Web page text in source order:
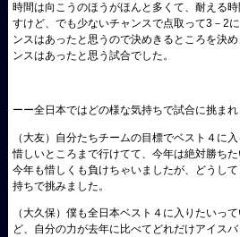
時間は向こうのほうがほんと多くて、耐える
すけど、でも少ないチャンスで点取って3－2
ンスはあったと思うので決めきるところを決
ンスはあったと思う試合でした。
ーー全日本ではどの様な気持ちで試合に挑まれ
（大友） 自分たちチームの目標でベスト４に
惜しいところまで行けてて、今年は絶対勝ちた
今年も惜しくも負けちゃいましたが、どうし
持ちで挑みました。
（大久保） 僕も全日本ベスト４に入りたいっ
ど、自分の力が去年に比べてどれだけアイス